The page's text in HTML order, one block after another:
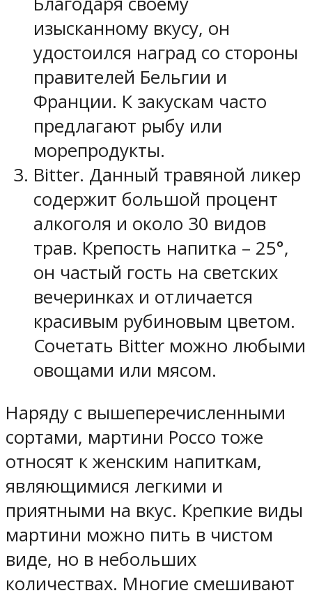
изысканному вкусу, он
удостоился наград со стороны
правителей Бельгии и
Франции. К закускам часто
предлагают рыбу или
морепродукты.
Bitter. Данный травяной ликер
содержит большой процент
алкоголя и около 30 видов
трав. Крепость напитка – 25°,
он частый гость на светских
вечеринках и отличается
красивым рубиновым цветом.
Сочетать Bitter можно любыми
овощами или мясом.
Наряду с вышеперечисленными
сортами, мартини Россо тоже
относят к женским напиткам,
являющимися легкими и
приятными на вкус. Крепкие виды
мартини можно пить в чистом
виде, но в небольших
количествах. Многие смешивают